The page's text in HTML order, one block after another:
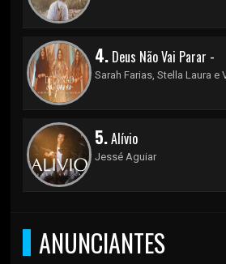
4. Deus Não Vai Parar -
Sarah Farias, Stella Laura e
5.Alívio
Jessé Aguiar
ANUNCIANTES